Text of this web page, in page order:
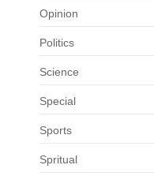
Opinion
Politics
Science
Special
Sports
Spritual